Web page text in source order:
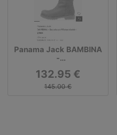
Panama Jack BAMBINA
-
in der Farbe:
grass/cognac bei
Zalando im Sale
132.95 €
145.00 €